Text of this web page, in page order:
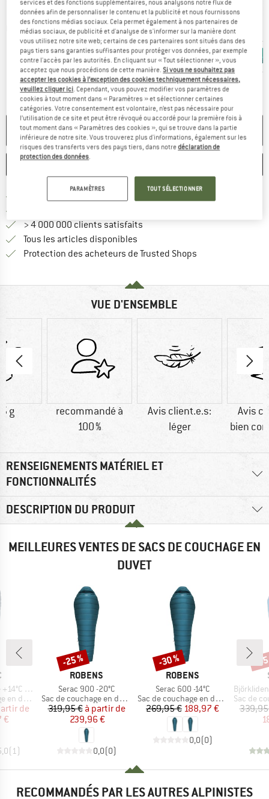
Photos détaillées
PLUS DISPONIBLE
> 4 000 000 clients satisfaits
Tous les articles disponibles
Protection des acheteurs de Trusted Shops
VUE D'ENSEMBLE
g
recommandé à
100 %
Avis client.e.s:
léger
Avis
bien
RENSEIGNEMENTS MATÉRIEL ET
FONCTIONNALITÉS
DESCRIPTION DU PRODUIT
MEILLEURES VENTES DE SACS DE COUCHAGE EN
DUVET
Bag
duvet
réduit
de
€
(1 )
MARQUE
ROBENS
Article
Serac 900 -20°C
Product group
Sac de couchage en duvet
Prix
319,95 € Prix réduit
à partir de
239,96 €
0,0(0)
Remise
-25 %
MARQUE
ROBENS
Article
Serac 600 -14°C
Product group
Sac de couchage en duvet
Prix
269,95 €Prix réduit
188,97 €
0,0(0)
Remise
-30 %
Article
BjörklidenSt. II
Product
Sac de
-
RECOMMANDÉS PAR LES AUTRES ALPINISTES
services et des fonctions supplémentaires, nous analysons notre flux de
données afin de personnaliser le contenu et la publicité et nous fournissons
des fonctions médias sociaux. Cela permet également à nos partenaires de
médias sociaux, de publicité et d'analyse de s'informer sur la manière dont
vous utilisez notre site web; certains de ces partenaires sont situés dans des
pays tiers sans garanties suffisantes pour protéger vos données, par exemple
contre l'accès par les autorités. En cliquant sur « Tout sélectionner », vous
acceptez que nous procédions de cette manière.Si vous ne souhaitez pas
accepter les cookies à l’exception des cookies techniquement nécessaires,
veuillez cliquer ici. Cependant, vous pouvez modifier vos paramètres de
cookies à tout moment dans « Paramètres » et sélectionner certaines
catégories. Votre consentement est volontaire, n’est pas nécessaire pour
l’utilisation de ce site et peut être révoqué ou accordé pour la première fois à
tout moment dans « Paramètres des cookies », qui se trouve dans la partie
inférieure de notre site. Vous trouverez plus d'informations, également sur les
risques des transferts vers des pays tiers, dans notredéclaration de
protection des données.
PARAMÈTRES TOUT SÉLECTIONNER